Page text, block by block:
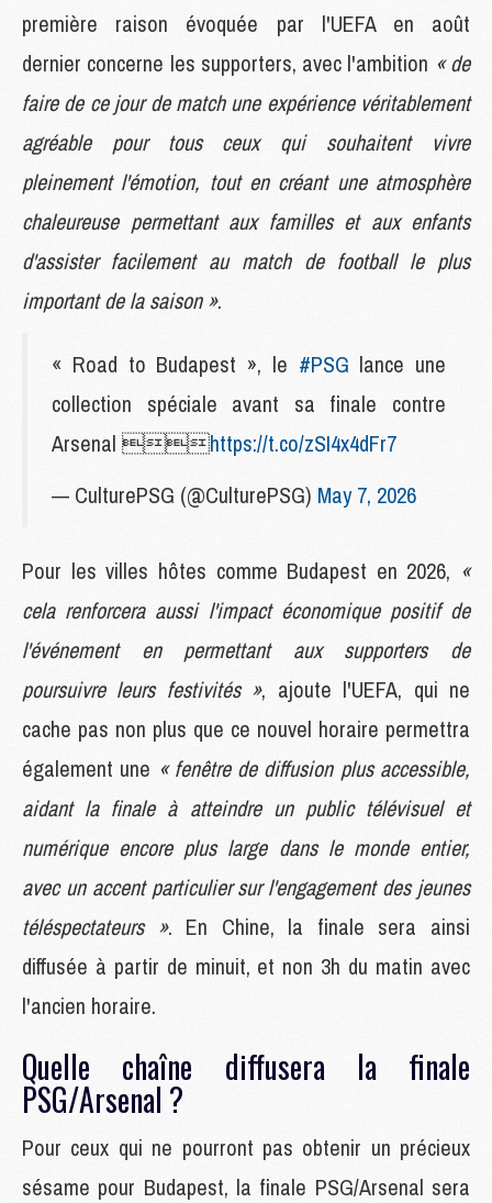
première raison évoquée par l'UEFA en août
dernier concerne les supporters, avec l'ambition « de
faire de ce jour de match une expérience véritablement
agréable pour tous ceux qui souhaitent vivre
pleinement l'émotion, tout en créant une atmosphère
chaleureuse permettant aux familles et aux enfants
d'assister facilement au match de football le plus
important de la saison ».
« Road to Budapest », le #PSG lance une
collection spéciale avant sa finale contre
Arsenal https://t.co/zSI4x4dFr7
— CulturePSG (@CulturePSG) May 7, 2026
Pour les villes hôtes comme Budapest en 2026, «
cela renforcera aussi l'impact économique positif de
l'événement en permettant aux supporters de
poursuivre leurs festivités », ajoute l'UEFA, qui ne
cache pas non plus que ce nouvel horaire permettra
également une « fenêtre de diffusion plus accessible,
aidant la finale à atteindre un public télévisuel et
numérique encore plus large dans le monde entier,
avec un accent particulier sur l'engagement des jeunes
téléspectateurs ». En Chine, la finale sera ainsi
diffusée à partir de minuit, et non 3h du matin avec
l'ancien horaire.
Quelle chaîne diffusera la finale
PSG/Arsenal ?
Pour ceux qui ne pourront pas obtenir un précieux
sésame pour Budapest, la finale PSG/Arsenal sera